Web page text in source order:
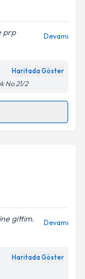
Aydınlatma
belirtilen
prp
Devamı
Haritada Göster
No 21/2
talebi
için bir
Aydınlatma
belirtilen
gittim.
Devamı
Haritada Göster